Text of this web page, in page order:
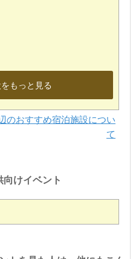
もっと見る
のおすすめ宿泊施設につい
て
けイベント